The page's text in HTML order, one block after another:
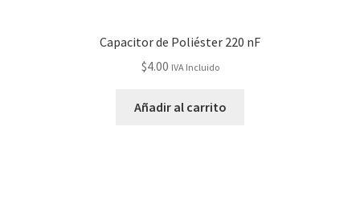
Capacitor de Poliéster 220 nF
$4.00 IVA Incluido
Añadir al carrito